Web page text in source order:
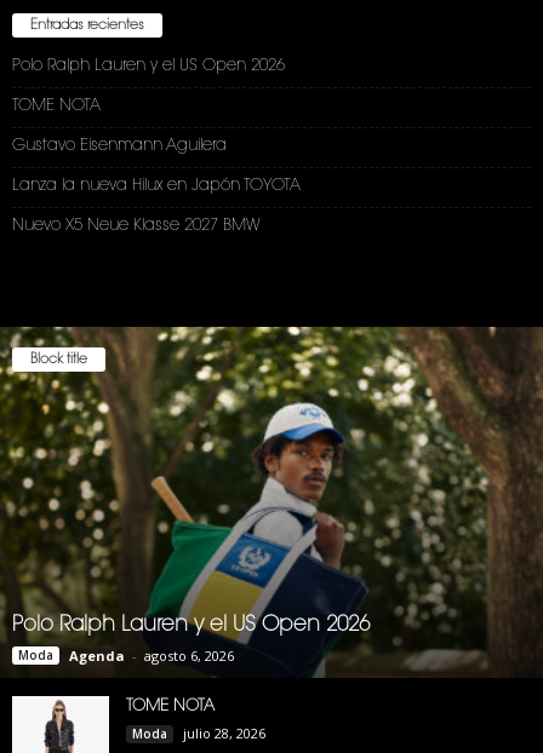
Entradas recientes
Polo Ralph Lauren y el US Open 2026
TOME NOTA
Gustavo Eisenmann Aguilera
Lanza la nueva Hilux en Japón TOYOTA
Nuevo X5 Neue Klasse 2027 BMW
Block title
Polo Ralph Lauren y el US Open 2026
Moda Agenda - agosto 6, 2026
TOME NOTA
Moda julio 28, 2026